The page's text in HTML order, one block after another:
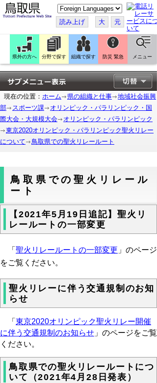
こ
の
ペ
ー
ジ
翻
訳
す
る
読み上げ 大 元
県外の方へ 分野で探す 組織で探す 防災 緊急 メニュー
現在の位置： ホーム 県の組織と仕事
地域社会振興
部
スポーツ課
オリンピック・パラリンピック・国
際大会・大規模大会
オリンピック・パラリンピック
東京2020オリンピック・パラリンピック聖火リレー
について
鳥取県での聖火リレールート
鳥取県での聖火リレール
ート
【2021年5月19日追記】聖火リ
レールートの一部変更
「 聖火リレールートの一部変更 」のページ
をご覧ください。
聖火リレーに伴う交通規制のお知
らせ
「 東京2020オリンピック聖火リレー開催
に伴う交通規制のお知らせ 」のページをご覧
ください。
鳥取県での聖火リレールートにつ
いて（2021年4月28日発表）